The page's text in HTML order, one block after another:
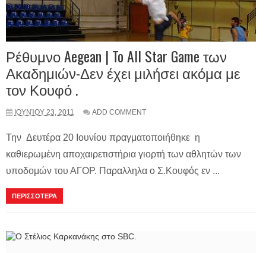
Ρέθυμνο Aegean | To All Star Game των
Ακαδημιών-Δεν έχει μιλήσει ακόμα με
τον Κουφό .
ΙΟΥΝΊΟΥ 23, 2011 ADD COMMENT
Την Δευτέρα 20 Ιουνίου πραγματοποιήθηκε η
καθιερωμένη αποχαιρετιστήρια γιορτή των αθλητών των
υποδομών του ΑΓΟΡ. Παραλληλα ο Σ.Κουφός εν ...
ΠΕΡΙΣΣΟΤΕΡΑ